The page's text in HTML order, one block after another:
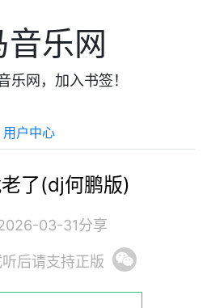
音乐网
乐网，加入书签！
用户中心
了(dj何鹏版)
03-31分享
后请支持正版